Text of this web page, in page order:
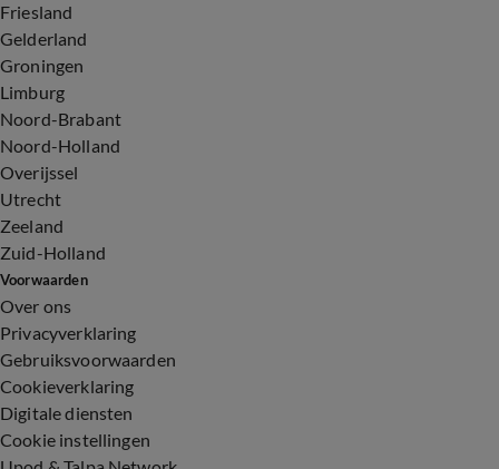
Friesland
Gelderland
Groningen
Limburg
Noord-Brabant
Noord-Holland
Overijssel
Utrecht
Zeeland
Zuid-Holland
Voorwaarden
Over ons
Privacyverklaring
Gebruiksvoorwaarden
Cookieverklaring
Digitale diensten
Cookie instellingen